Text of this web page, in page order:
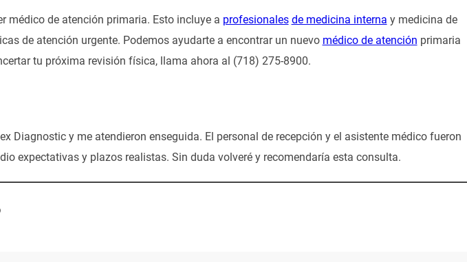
médico de atención primaria. Esto incluye a profesionales de medicina interna y medicina de
de atención urgente. Podemos ayudarte a encontrar un nuevo médico de atención primaria
tu próxima revisión física, llama ahora al (718) 275-8900.
Diagnostic y me atendieron enseguida. El personal de recepción y el asistente médico fueron
expectativas y plazos realistas. Sin duda volveré y recomendaría esta consulta.